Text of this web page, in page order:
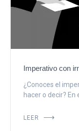
Imperativo con
¿Conoces el
hacer o decir? En
LEER